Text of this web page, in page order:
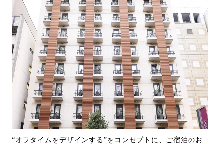
“オフタイムをデザインする”をコンセプトに、ご宿泊のお